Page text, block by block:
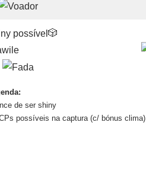
🎲
de ser shiny
possíveis na captura (c/ bónus clima)